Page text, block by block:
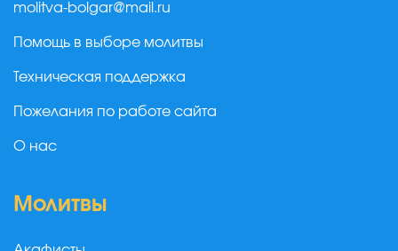
molitva-bolgar@mail.ru
Помощь в выборе молитвы
Техническая поддержка
Пожелания по работе сайта
О нас
Молитвы